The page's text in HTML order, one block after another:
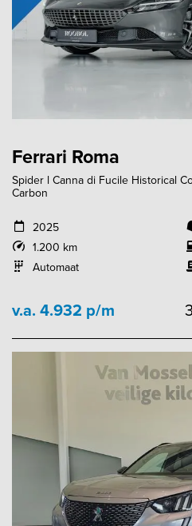
Ferrari Roma
Spider l Canna di Fucile Historical
Carbon
2025
1.200 km
Automaat
v.a. 4.932 p/m